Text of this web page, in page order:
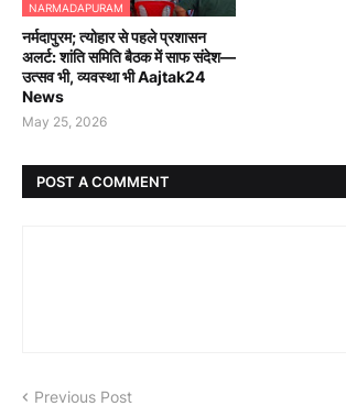
NARMADAPURAM
नर्मदापुरम; त्योहार से पहले प्रशासन
अलर्ट: शांति समिति बैठक में साफ संदेश—
उत्सव भी, व्यवस्था भी Aajtak24
News
May 25, 2026
POST A COMMENT
Previous Post